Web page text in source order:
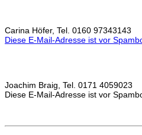
Carina Höfer, Tel. 0160 97343143
Diese E-Mail-Adresse ist vor
Joachim Braig, Tel. 0171 4059023
Diese E-Mail-Adresse ist vor